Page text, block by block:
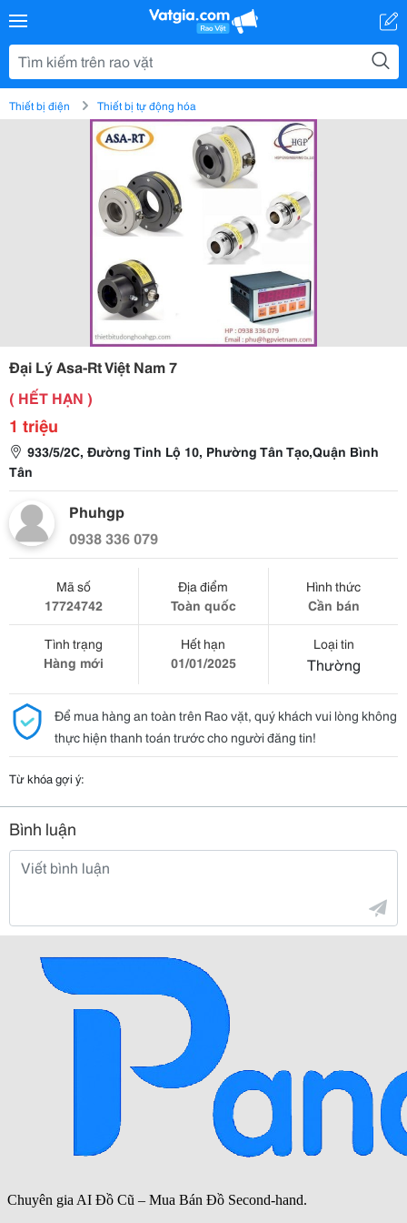
Thiết bị điện Thiết bị tự động hóa
Đại Lý Asa-Rt Việt Nam 7
( HẾT HẠN )
1 triệu
933/5/2C, Đường Tỉnh Lộ 10, Phường Tân Tạo,Quận Bình
Tân
Phuhgp
0938 336 079
Mã số
17724742
Địa điểm
Toàn quốc
Hình thức
Cần bán
Tình trạng
Hàng mới
Hết hạn
01/01/2025
Loại tin
Thường
Để mua hàng an toàn trên Rao vặt, quý khách vui lòng không
thực hiện thanh toán trước cho người đăng tin!
Từ khóa gợi ý:
Bình luận